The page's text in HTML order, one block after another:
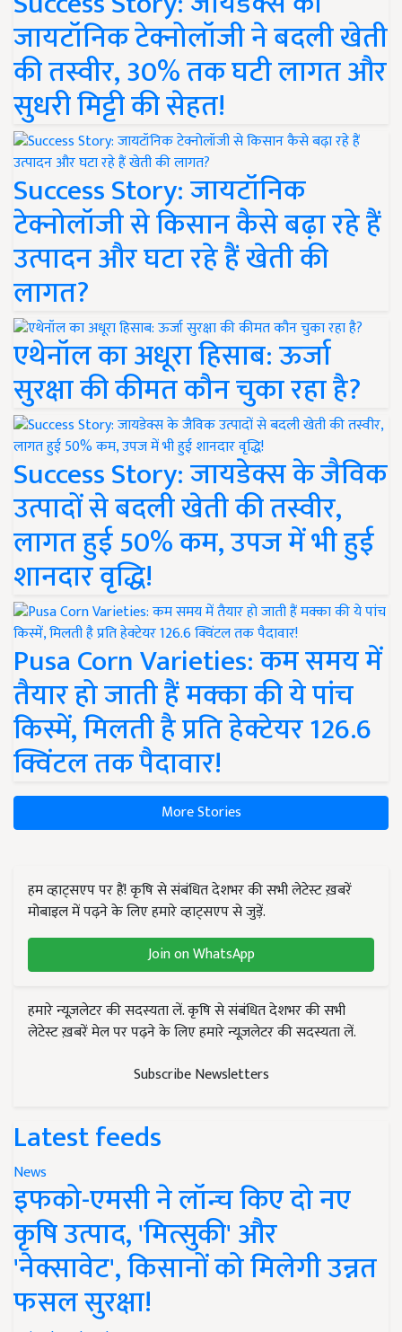
जायटॉनिक टेक्नोलॉजी ने बदली खेती
की तस्वीर, 30% तक घटी लागत और
सुधरी मिट्टी की सेहत!
Success Story: जायटॉनिक
टेक्नोलॉजी से किसान कैसे बढ़ा रहे हैं
उत्पादन और घटा रहे हैं खेती की
लागत?
एथेनॉल का अधूरा हिसाब: ऊर्जा
सुरक्षा की कीमत कौन चुका रहा है?
Success Story: जायडेक्स के जैविक
उत्पादों से बदली खेती की तस्वीर,
लागत हुई 50% कम, उपज में भी हुई
शानदार वृद्धि!
Pusa Corn Varieties: कम समय में
तैयार हो जाती हैं मक्का की ये पांच
किस्में, मिलती है प्रति हेक्टेयर 126.6
क्विंटल तक पैदावार!
More Stories
हम व्हाट्सएप पर हैं! कृषि से संबंधित देशभर की सभी लेटेस्ट ख़बरें
मोबाइल में पढ़ने के लिए हमारे व्हाट्सएप से जुड़ें.
Join on WhatsApp
हमारे न्यूज़लेटर की सदस्यता लें. कृषि से संबंधित देशभर की सभी
लेटेस्ट ख़बरें मेल पर पढ़ने के लिए हमारे न्यूज़लेटर की सदस्यता लें.
Subscribe Newsletters
Latest feeds
News
इफको-एमसी ने लॉन्च किए दो नए
कृषि उत्पाद, 'मित्सुकी' और
'नेक्सावेट', किसानों को मिलेगी उन्नत
फसल सुरक्षा!